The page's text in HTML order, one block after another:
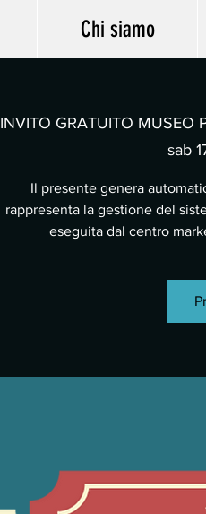
Chi siamo
INVITO GRATUITO MUSEO
sab
Il presente genera
rappresenta la gestione del
eseguita dal centro